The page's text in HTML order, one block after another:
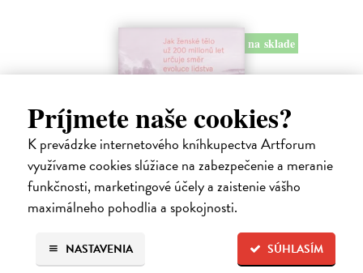
Príjmete naše cookies?
K prevádzke internetového kníhkupectva Artforum
využívame cookies slúžiace na zabezpečenie a meranie
funkčnosti, marketingové účely a zaistenie vášho
maximálneho pohodlia a spokojnosti.
SÚHLASÍM
NASTAVENIA
na sklade
Bohannon Cat| Kniha
Kniha, která splácí staletý dluh ženám i evoluční biologii. Kniha Eva